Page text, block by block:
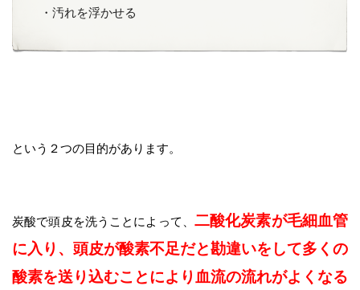
・汚れを浮かせる
という２つの目的があります。
炭酸で頭皮を洗うことによって、 二酸化炭素が毛細血管
に入り、頭皮が酸素不足だと勘違いをして多くの
酸素を送り込むことにより血流の流れがよくなる